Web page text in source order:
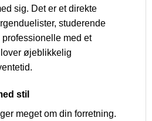
sig. Det er et direkte
studerende
med et
øjeblikkelig
stil
meget om din forretning.